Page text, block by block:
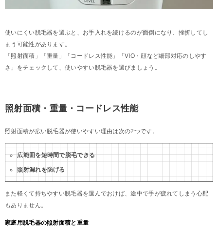
使いにくい脱毛器を選ぶと、お手入れを続けるのが面倒になり、挫折してし
まう可能性があります。
「照射面積」「重量」「コードレス性能」「VIO・顔など細部対応のしやす
さ」をチェックして、使いやすい脱毛器を選びましょう。
照射面積・重量・コードレス性能
照射面積が広い脱毛器が使いやすい理由は次の2つです。
広範囲を短時間で脱毛できる
照射漏れを防げる
また軽くて持ちやすい脱毛器を選んでおけば、途中で手が疲れてしまう心配
もありません。
家庭用脱毛器の照射面積と重量